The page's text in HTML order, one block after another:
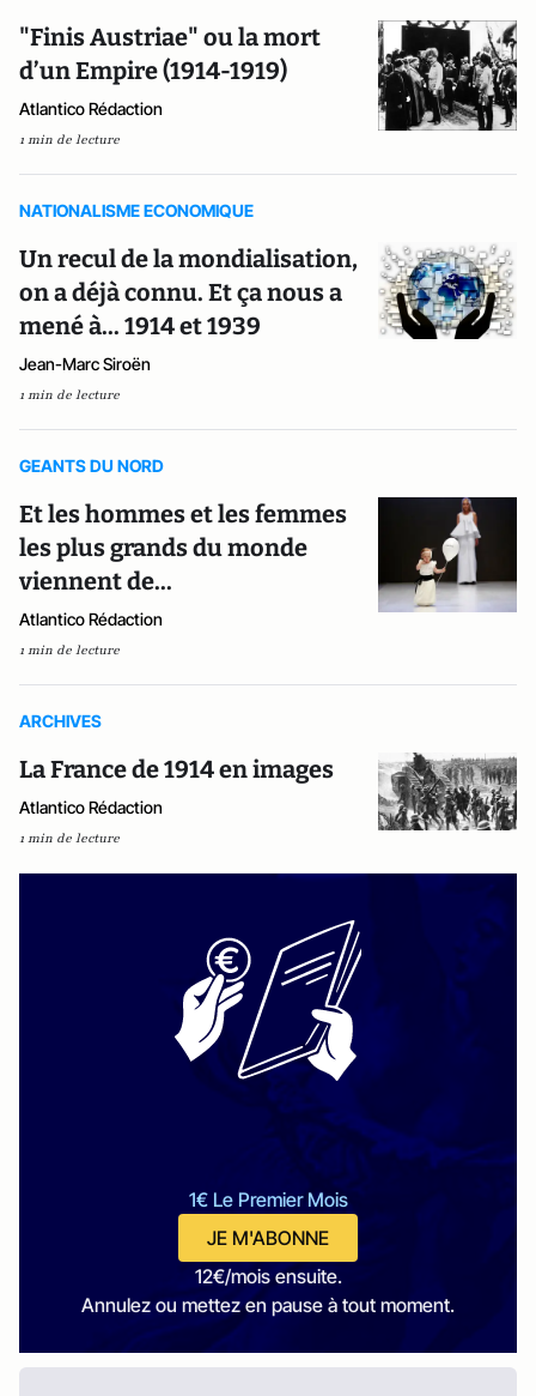
"Finis Austriae" ou la mort
d’un Empire (1914-1919)
Atlantico Rédaction
1 min de lecture
NATIONALISME ECONOMIQUE
Un recul de la mondialisation,
on a déjà connu. Et ça nous a
mené à... 1914 et 1939
Jean-Marc Siroën
1 min de lecture
GEANTS DU NORD
Et les hommes et les femmes
les plus grands du monde
viennent de...
Atlantico Rédaction
1 min de lecture
ARCHIVES
La France de 1914 en images
Atlantico Rédaction
1 min de lecture
1€ Le Premier Mois
JE M'ABONNE
12€/mois ensuite.
Annulez ou mettez en pause à tout moment.